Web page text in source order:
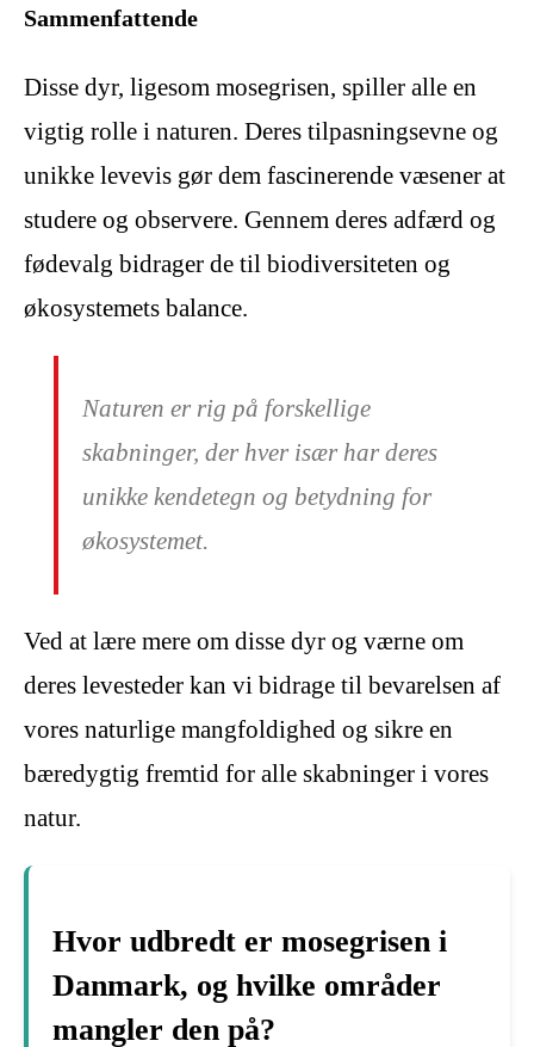
Sammenfattende
Disse dyr, ligesom mosegrisen, spiller alle en
vigtig rolle i naturen. Deres tilpasningsevne og
unikke levevis gør dem fascinerende væsener at
studere og observere. Gennem deres adfærd og
fødevalg bidrager de til biodiversiteten og
økosystemets balance.
Naturen er rig på forskellige
skabninger, der hver især har deres
unikke kendetegn og betydning for
økosystemet.
Ved at lære mere om disse dyr og værne om
deres levesteder kan vi bidrage til bevarelsen af
vores naturlige mangfoldighed og sikre en
bæredygtig fremtid for alle skabninger i vores
natur.
Hvor udbredt er mosegrisen i
Danmark, og hvilke områder
mangler den på?